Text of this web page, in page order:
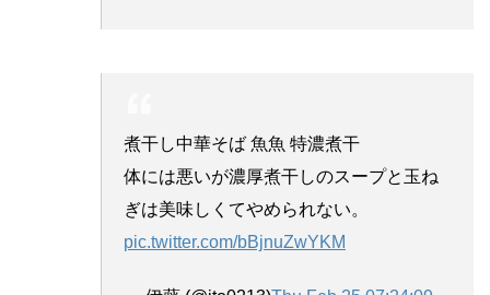
煮干し中華そば 魚魚 特濃煮干
体には悪いが濃厚煮干しのスープと玉ね
ぎは美味しくてやめられない。
pic.twitter.com/bBjnuZwYKM